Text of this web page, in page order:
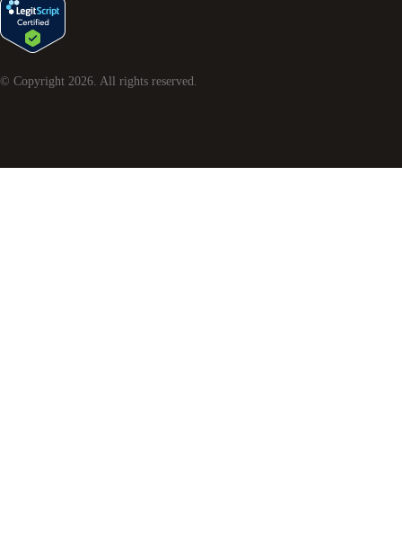
© Copyright 2026 . All rights reserved.